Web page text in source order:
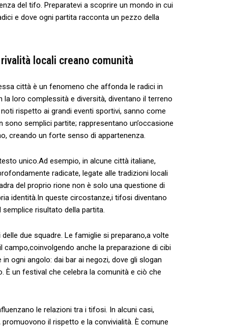
​del tifo. ​Preparatevi a scoprire un⁢ mondo in cui⁢
e⁣ dove ogni​ partita racconta ⁤un pezzo della
locali creano comunità
città è un fenomeno che affonda le radici in
loro complessità e diversità, diventano il terreno
rispetto ai grandi​ eventi sportivi, sanno come
semplici partite; ‍rappresentano un’occasione
creando un forte senso ​di appartenenza.
unico.Ad esempio, in alcune città ⁤italiane,
radicate, legate⁢ alle tradizioni locali
​del​ proprio rione non⁣ è‌ solo una questione di​
identità.In queste circostanze,i tifosi ‌diventano
risultato della partita.
due squadre.⁤ Le famiglie si⁤ preparano,a volte
campo,coinvolgendo anche la preparazione di‌ cibi
ogni angolo: dai bar ai negozi,‍ dove gli slogan
È un festival che celebra‌ la comunità e ciò‍ che
‌le​ relazioni tra i ‌tifosi. In⁣ alcuni casi,⁣
il rispetto e la convivialità. È comune